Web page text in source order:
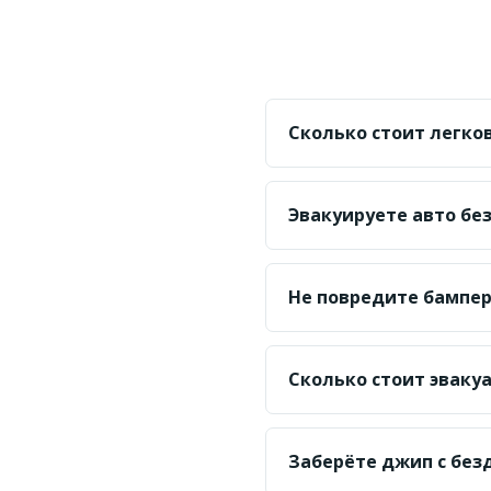
Сколько стоит
Базовая цена по
называем её до выезда.
Эвакуируете авто
Да. Сдвижная
двигателя и без
Не повредите
Используем мягкие
доп. трапы.
Сколько стоит
От 22 000 ₸ по
Заберёте джип с